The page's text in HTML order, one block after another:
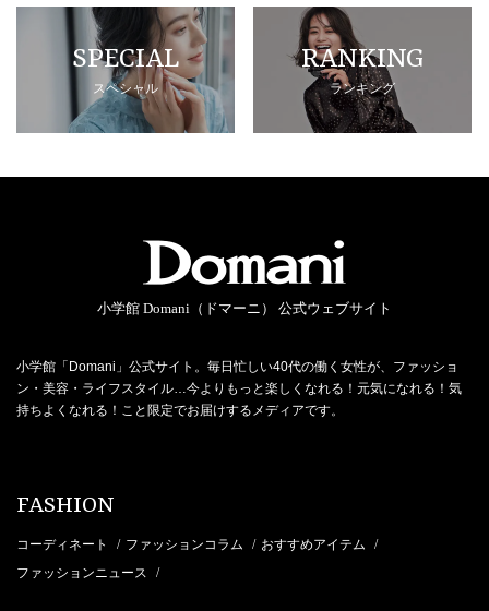
SPECIAL
スペシャル
RANKING
ランキング
小学館 Domani（ドマーニ） 公式ウェブサイト
小学館「Domani」公式サイト。毎日忙しい40代の働く女性が、ファッショ
ン・美容・ライフスタイル…今よりもっと楽しくなれる！元気になれる！気
持ちよくなれる！こと限定でお届けするメディアです。
FASHION
コーディネート / ファッションコラム / おすすめアイテム /
ファッションニュース /